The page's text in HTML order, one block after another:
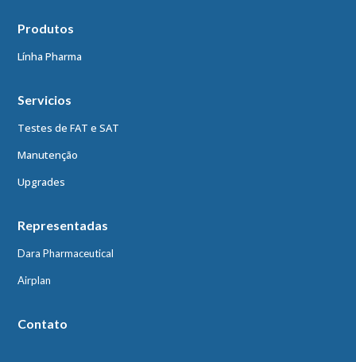
Produtos
Línha Pharma
Servicios
Testes de FAT e SAT
Manutenção
Upgrades
Representadas
Dara Pharmaceutical
Airplan
Contato